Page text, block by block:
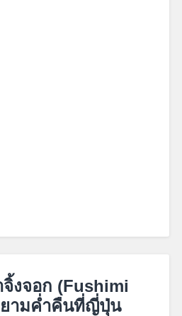
จิ้งจอก (Fushimi
ามค่ำคืนที่ญี่ปุ่น